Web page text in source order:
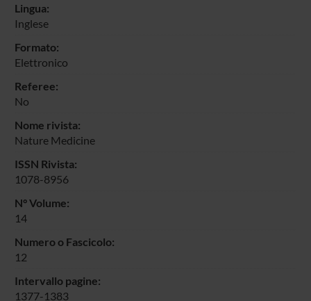
Lingua:
Inglese
Formato:
Elettronico
Referee:
No
Nome rivista:
Nature Medicine
ISSN Rivista:
1078-8956
N° Volume:
14
Numero o Fascicolo:
12
Intervallo pagine:
1377-1383